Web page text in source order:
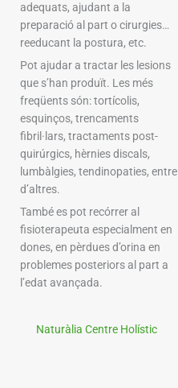
adequats, ajudant a la
preparació al part o cirurgies…
reeducant la postura, etc.
Pot ajudar a tractar les lesions
que s’han produït. Les més
freqüents són: tortícolis,
esquinços, trencaments
fibril·lars, tractaments post-
quirúrgics, hèrnies discals,
lumbàlgies, tendinopaties, entre
d’altres.
També es pot recórrer al
fisioterapeuta especialment en
dones, en pèrdues d’orina en
problemes posteriors al part a
l’edat avançada.
Naturàlia Centre Holístic